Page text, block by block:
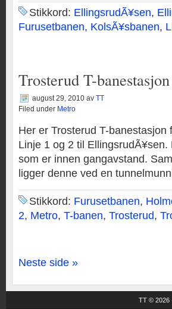
Stikkord: EllingsrudÃ¥sen,
Furusetbanen, KolsÃ¥sbanen,
Trosterud T-
august 29, 2010 av TT
Filed under Metro
Her er Trosterud T-
Linje 1 og 2 til
som er innen gangavstand.
ligger denne ved en
Stikkord: Furusetbanen,
2, Metro, T-banen, Trosterud,
Neste side »
TT © 2026